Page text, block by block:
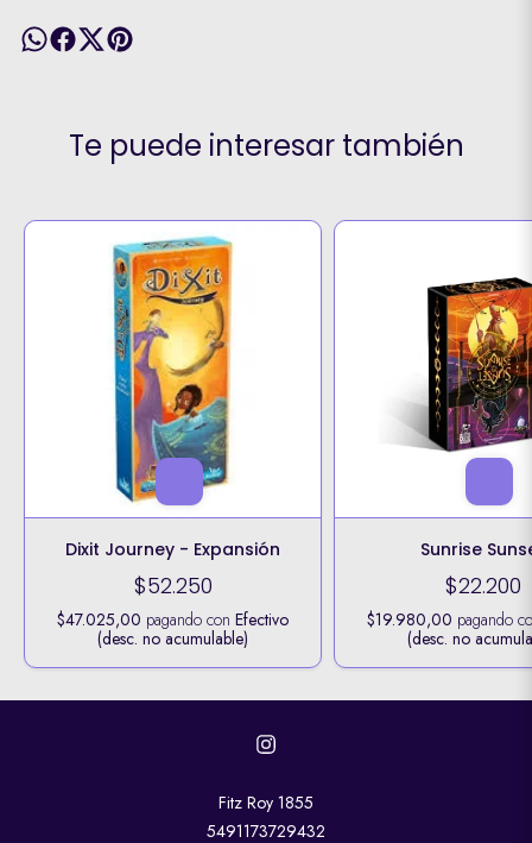
Te puede interesar también
Dixit Journey - Expansión
$52.250
$47.025,00 pagando conEfectivo
(desc. no acumulable)
Sunrise
$22.200
$19.980,00 pagando
(desc. no
Fitz Roy 1855
5491173729432